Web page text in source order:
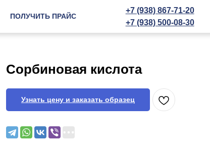
ПОЛУЧИТЬ ПРАЙС
+7 (938) 867-71-20
+7 (938) 500-08-30
Сорбиновая кислота
Узнать цену и заказать образец